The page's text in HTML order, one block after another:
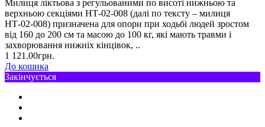
Милиця ліктьова з регульованими по висоті нижньою та
верхньою секціями НТ-02-008 (далі по тексту – милиця
НТ-02-008) призначена для опори при ходьбі людей зростом
від 160 до 200 см та масою до 100 кг, які мають травми і
захворювання нижніх кінцівок, ..
1 121.00грн.
До кошика
Закінчується